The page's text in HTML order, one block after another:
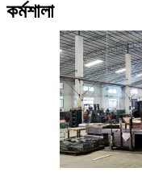
কর্মশালা